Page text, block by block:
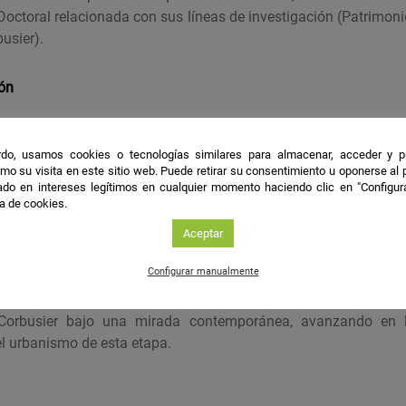
relacionada con sus líneas de investigación
Movimiento Moderno, patrimonio contemporáneo
de la carencia de protección efectiva, así como, de la
del patrimonio contemporáneo del pasado siglo
Hechos que pueden suponer la pérdida de valores de
de dichos elementos construidos. Además de la
bajo una mirada contemporánea, avanzando
urbanismo de esta etapa.
usamos cookies o tecnologías similares para almacenar, acceder y
su visita en este sitio web. Puede retirar su consentimiento u oponerse al
en intereses legítimos en cualquier momento haciendo clic en
de cookies.
Aceptar
Configurar manualmente